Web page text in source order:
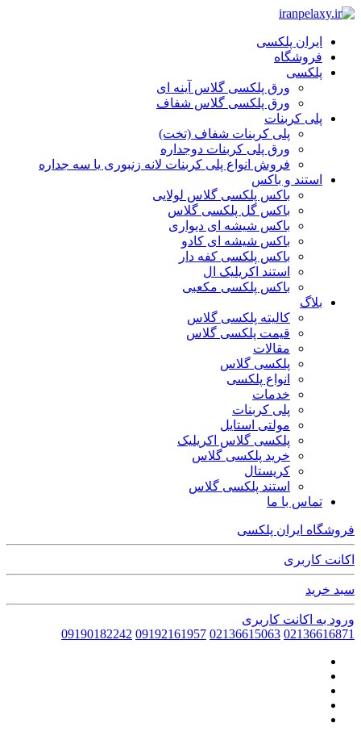
ایران پلکسی
فروشگاه
پلکسی
ورق پلکسی گلاس آینه ای
ورق پلکسی گلاس شفاف
پلی کربنات
پلی کربنات شفاف (تخت)
ورق پلی کربنات دوجداره
فروش انواع پلی کربنات لانه زنبوری یا سه جداره
استند و باکس
باکس پلکسی گلاس لولایی
باکس گل پلکسی گلاس
باکس شیشه ای دیواری
باکس شیشه ای کادو
باکس پلکسی کفه دار
استند اکریلیک ال
باکس پلکسی مکعبی
بلاگ
کالیته پلکسی گلاس
قیمت پلکسی گلاس
مقالات
پلکسی گلاس
انواع پلکسی
خدمات
پلی کربنات
مولتی استایل
پلکسی گلاس اکریلیک
خرید پلکسی گلاس
کریستال
استند پلکسی گلاس
تماس با ما
فروشگاه ایران پلکسی
اکانت کاربری
سبد خرید
ورود به اکانت کاربری
02136616871
02136615063
09192161957
09190182242